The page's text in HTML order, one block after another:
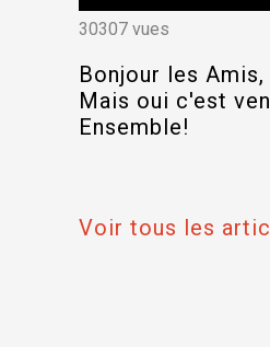
30307 vues
Bonjour les Amis,
Mais oui c'est
Ensemble!
Voir tous les